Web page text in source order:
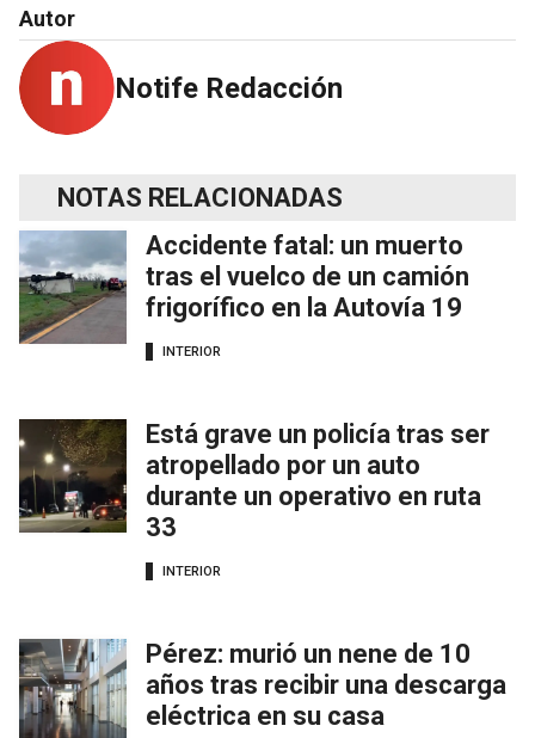
Autor
Notife Redacción
NOTAS RELACIONADAS
Accidente fatal: un muerto
tras el vuelco de un camión
frigorífico en la Autovía 19
INTERIOR
Está grave un policía tras ser
atropellado por un auto
durante un operativo en ruta
33
INTERIOR
Pérez: murió un nene de 10
años tras recibir una descarga
eléctrica en su casa